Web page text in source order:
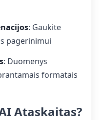
: Gaukite
pagerinimui
: Duomenys
formatais
Ataskaitas?